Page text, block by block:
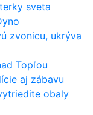
sveta
zvonicu, ukrýva
Topľou
aj zábavu
obaly